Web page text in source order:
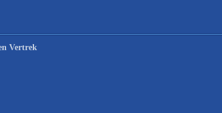
Vertrek